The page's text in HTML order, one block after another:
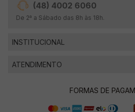
(48) 4002 6060
De 2ª a Sábado das 8h às 18h.
INSTITUCIONAL
ATENDIMENTO
FORMAS DE